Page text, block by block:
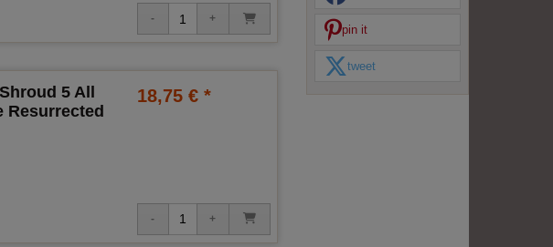
5 All
Resurrected
18,75 € *
pin it
tweet